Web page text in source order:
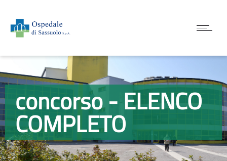
concorso - ELENCO
COMPLETO